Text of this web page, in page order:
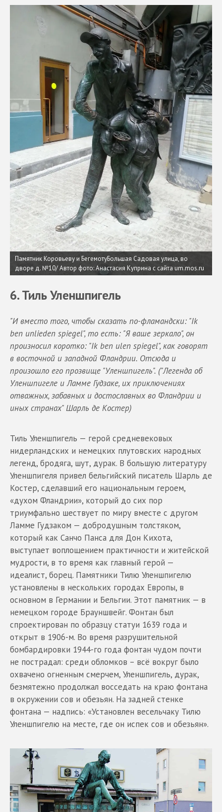
Памятник Коровьеву и БегемотуБольшая Садовая улица, во
дворе д. №10/ Автор фото: Анастасия Куприна с сайта um.mos.ru
6. Тиль Уленшпигель
"И вместо того, чтобы сказать по-фламандски: "Ik
ben unlieden spiegel", то есть: "Я ваше зеркало", он
произносил коротко: "Ik ben ulen spiegel", как говорят
в восточной и западной Фландрии. Отсюда и
произошло его прозвище "Уленшпигель". ("Легенда об
Уленшпигеле и Ламме Гудзаке, их приключениях
отважных, забавных и достославных во Фландрии и
иных странах" Шарль де Костер)
Тиль Уленшпигель — герой средневековых
нидерландских и немецких плутовских народных
легенд, бродяга, шут, дурак. В большую литературу
Уленшпигеля привел бельгийский писатель Шарль де
Костер, сделавший его национальным героем,
«духом Фландрии», который до сих пор
триумфально шествует по миру вместе с другом
Ламме Гудзаком — добродушным толстяком,
который как Санчо Панса для Дон Кихота,
выступает воплощением практичности и житейской
мудрости, в то время как главный герой —
идеалист, борец. Памятники Тилю Уленшпигелю
установлены в нескольких городах Европы, в
основном в Германии и Бельгии. Этот памятник — в
немецком городе Брауншвейг. Фонтан был
спроектирован по образцу статуи 1639 года и
открыт в 1906-м. Во время разрушительной
бомбардировки 1944-го года фонтан чудом почти
не пострадал: среди обломков – всё вокруг было
охвачено огненным смерчем, Уленшпигель, дурак,
безмятежно продолжал восседать на краю фонтана
в окружении сов и обезьян. На задней стенке
фонтана — надпись: «Установлен весельчаку Тилю
Уленшпигелю на месте, где он испек сов и обезьян».